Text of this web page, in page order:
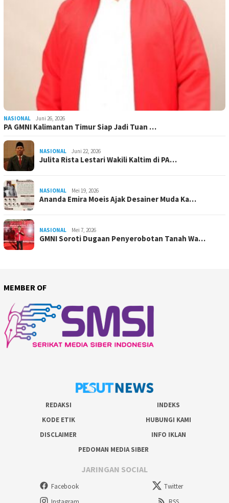
NASIONAL Juni 26, 2026
PA GMNI Kalimantan Timur Siap Jadi Tuan …
NASIONAL Juni 22, 2026
Julita Rista Lestari Wakili Kaltim di PA…
NASIONAL Mei 19, 2026
Ananda Emira Moeis Ajak Desainer Muda Ka…
NASIONAL Mei 7, 2026
GMNI Soroti Dugaan Penyerobotan Tanah Wa…
MEMBER OF
REDAKSI
INDEKS
KODE ETIK
HUBUNGI KAMI
DISCLAIMER
INFO IKLAN
PEDOMAN MEDIA SIBER
JARINGAN SOCIAL
Facebook
Twitter